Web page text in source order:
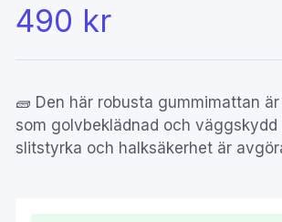
490 kr
🧱 Den här robusta gummimattan
som golvbeklädnad och väggskydd
slitstyrka och halksäkerhet är